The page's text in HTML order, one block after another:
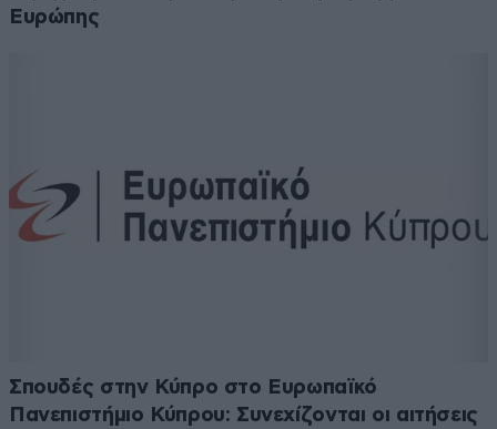
Ευρώπης
Σπουδές στην Κύπρο στο Ευρωπαϊκό
Πανεπιστήμιο Κύπρου: Συνεχίζονται οι αιτήσεις